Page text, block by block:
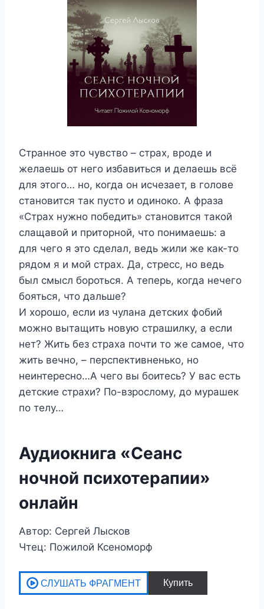
Странное это чувство – страх, вроде и
желаешь от него избавиться и делаешь всё
для этого… но, когда он исчезает, в голове
становится так пусто и одиноко. А фраза
«Страх нужно победить» становится такой
слащавой и приторной, что понимаешь: а
для чего я это сделал, ведь жили же как-то
рядом я и мой страх. Да, стресс, но ведь
был смысл бороться. А теперь, когда нечего
бояться, что дальше?
И хорошо, если из чулана детских фобий
можно вытащить новую страшилку, а если
нет? Жить без страха почти то же самое, что
жить вечно, – перспективненько, но
неинтересно…А чего вы боитесь? У вас есть
детские страхи? По-взрослому, до мурашек
по телу…
Аудиокнига «Сеанс
ночной психотерапии»
онлайн
Автор: Сергей Лысков
Чтец: Пожилой Ксеноморф